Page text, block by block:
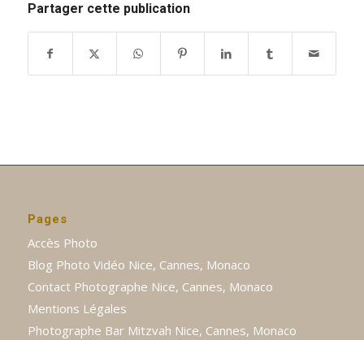
Partager cette publication
Pages
Accès Photo
Blog Photo Vidéo Nice, Cannes, Monaco
Contact Photographe Nice, Cannes, Monaco
Mentions Légales
Photographe Bar Mitzvah Nice, Cannes, Monaco